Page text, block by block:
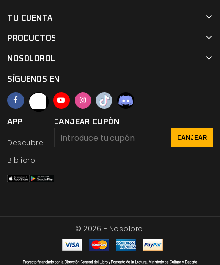
TU CUENTA
PRODUCTOS
NOSOLOROL
SÍGUENOS EN
APP
Descubre
Bibliorol
CANJEAR CUPÓN
CANJEAR
© 2026 - Nosolorol